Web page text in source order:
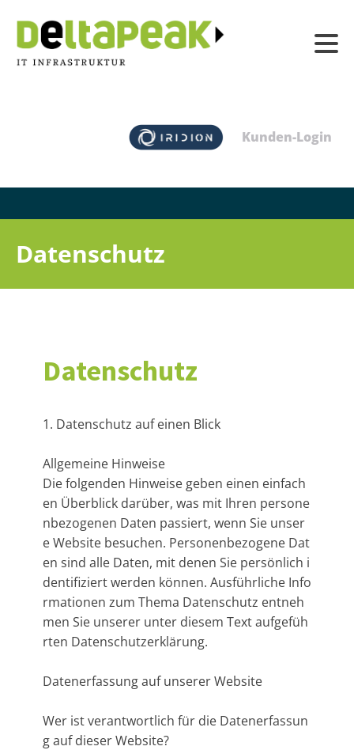
Kunden-Login
Datenschutz
Datenschutz
1. Datenschutz auf einen Blick
Allgemeine Hinweise
Die folgenden Hinweise geben einen einfach
en Überblick darüber, was mit Ihren persone
nbezogenen Daten passiert, wenn Sie unser
e Website besuchen. Personenbezogene Dat
en sind alle Daten, mit denen Sie persönlich i
dentifiziert werden können. Ausführliche Info
rmationen zum Thema Datenschutz entneh
men Sie unserer unter diesem Text aufgefüh
rten Datenschutzerklärung.
Datenerfassung auf unserer Website
Wer ist verantwortlich für die Datenerfassun
g auf dieser Website?